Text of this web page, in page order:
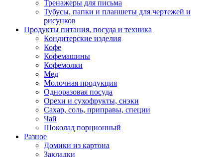
Тренажеры для письма
Тубусы, папки и планшеты для чертежей и
рисунков
Продукты питания, посуда и техника
Кондитерские изделия
Кофе
Кофемашины
Кофемолки
Мед
Молочная продукция
Одноразовая посуда
Орехи и сухофрукты, снэки
Сахар, соль, приправы, специи
Чай
Шоколад порционный
Разное
Домики из картона
Закладки